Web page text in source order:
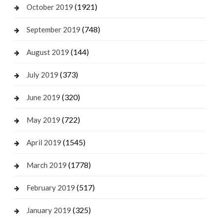
October 2019 (1921)
September 2019 (748)
August 2019 (144)
July 2019 (373)
June 2019 (320)
May 2019 (722)
April 2019 (1545)
March 2019 (1778)
February 2019 (517)
January 2019 (325)